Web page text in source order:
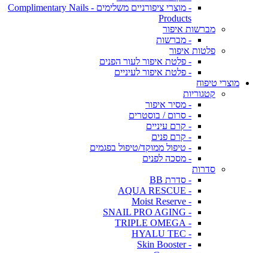
- מוצרי ציפורניים משלימים - Complimentary Nails
Products
מברשות איפור
- מברשות
פלטות איפור
- פלטת איפור לעור הפנים
- פלטת איפור לעיניים
מוצרי טיפוח
קטגוריות
- מסיר איפור
- סרום / בוסטרים
- קרם עיניים
- קרם פנים
- טיפול ממוקד/טיפול בפגמים
- מסכה לפנים
סדרות
- סדרת BB
- AQUA RESCUE
- Moist Reserve
- SNAIL PRO AGING
- TRIPLE OMEGA
- HYALU TEC
- Skin Booster